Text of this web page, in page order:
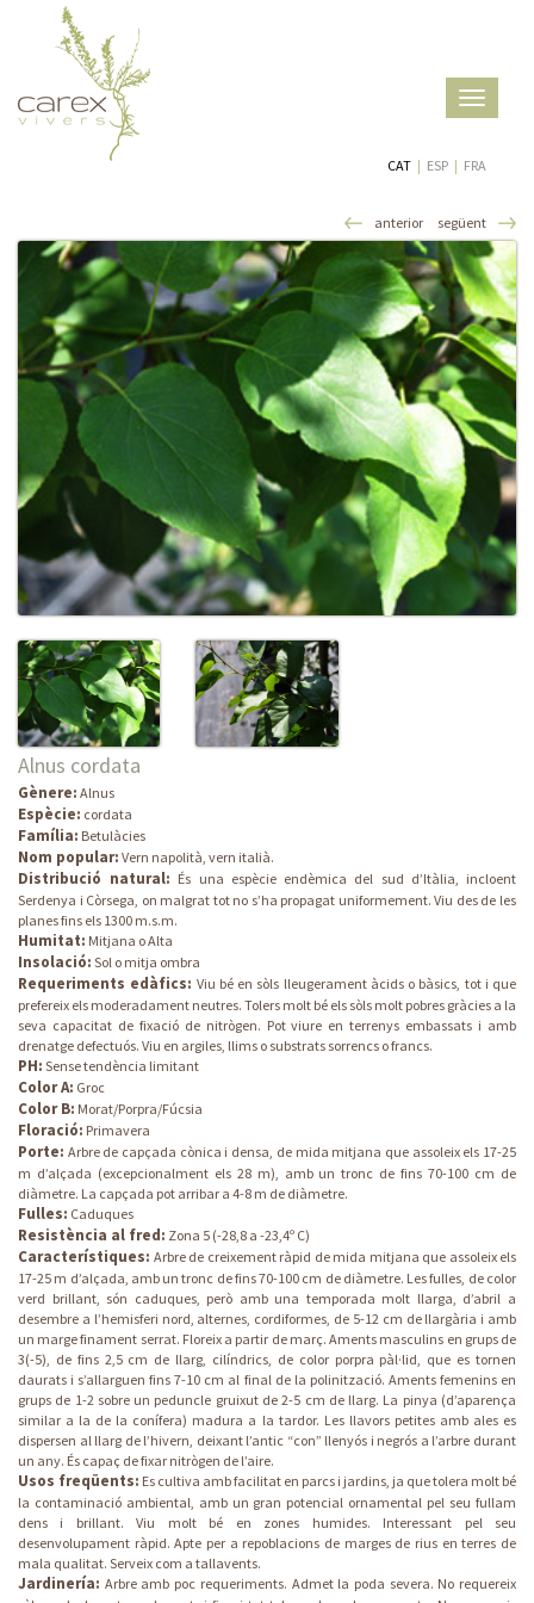
Toggle
CAT | ESP | FRA
anterior següent
Alnus cordata
Gènere: Alnus
Espècie: cordata
Família: Betulàcies
Nom popular: Vern napolità, vern italià.
Distribució natural: És una espècie endèmica del sud d’Itàlia, incloent
Serdenya i Còrsega, on malgrat tot no s’ha propagat uniformement. Viu des de les
planes fins els 1300 m.s.m.
Humitat: Mitjana o Alta
Insolació: Sol o mitja ombra
Requeriments edàfics: Viu bé en sòls lleugerament àcids o bàsics, tot i que
prefereix els moderadament neutres. Tolers molt bé els sòls molt pobres gràcies a la
seva capacitat de fixació de nitrògen. Pot viure en terrenys embassats i amb
drenatge defectuós. Viu en argiles, llims o substrats sorrencs o francs.
PH: Sense tendència limitant
Color A: Groc
Color B: Morat/Porpra/Fúcsia
Floració: Primavera
Porte: Arbre de capçada cònica i densa, de mida mitjana que assoleix els 17-25
m d’alçada (excepcionalment els 28 m), amb un tronc de fins 70-100 cm de
diàmetre. La capçada pot arribar a 4-8 m de diàmetre.
Fulles: Caduques
Resistència al fred: Zona 5 (-28,8 a -23,4º C)
Característiques: Arbre de creixement ràpid de mida mitjana que assoleix els
17-25 m d’alçada, amb un tronc de fins 70-100 cm de diàmetre. Les fulles, de color
verd brillant, són caduques, però amb una temporada molt llarga, d’abril a
desembre a l’hemisferi nord, alternes, cordiformes, de 5-12 cm de llargària i amb
un marge finament serrat. Floreix a partir de març. Aments masculins en grups de
3(-5), de fins 2,5 cm de llarg, cilíndrics, de color porpra pàl·lid, que es tornen
daurats i s’allarguen fins 7-10 cm al final de la polinització. Aments femenins en
grups de 1-2 sobre un peduncle gruixut de 2-5 cm de llarg. La pinya (d’aparença
similar a la de la conífera) madura a la tardor. Les llavors petites amb ales es
dispersen al llarg de l’hivern, deixant l’antic “con” llenyós i negrós a l’arbre durant
un any. És capaç de fixar nitrògen de l’aire.
Usos freqüents: Es cultiva amb facilitat en parcs i jardins, ja que tolera molt bé
la contaminació ambiental, amb un gran potencial ornamental pel seu fullam
dens i brillant. Viu molt bé en zones humides. Interessant pel seu
desenvolupament ràpid. Apte per a repoblacions de marges de rius en terres de
mala qualitat. Serveix com a tallavents.
Jardinería: Arbre amb poc requeriments. Admet la poda severa. No requereix